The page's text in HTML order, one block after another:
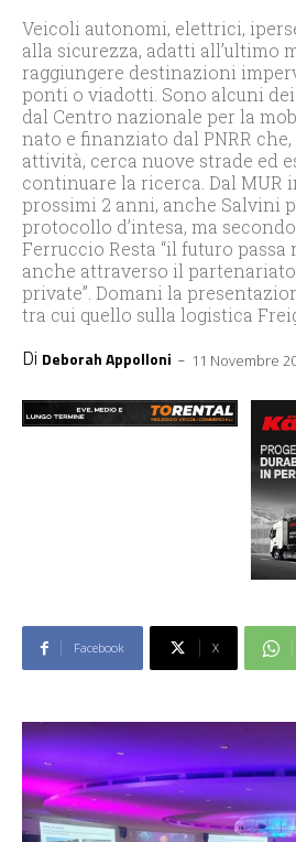
Veicoli autonomi, elettrici,
alla sicurezza, adatti all’ultimo
raggiungere destinazioni
ponti o viadotti. Sono alcuni
dal Centro nazionale per la
nato e finanziato dal PNRR
attività, cerca nuove strade ed
continuare la ricerca. Dal MUR
prossimi 2 anni, anche Salvini
protocollo d’intesa, ma
Ferruccio Resta “il futuro passa
anche attraverso il
private”. Domani la
tra cui quello sulla logistica
Di Deborah Appolloni - 11 Novembre
Facebook X